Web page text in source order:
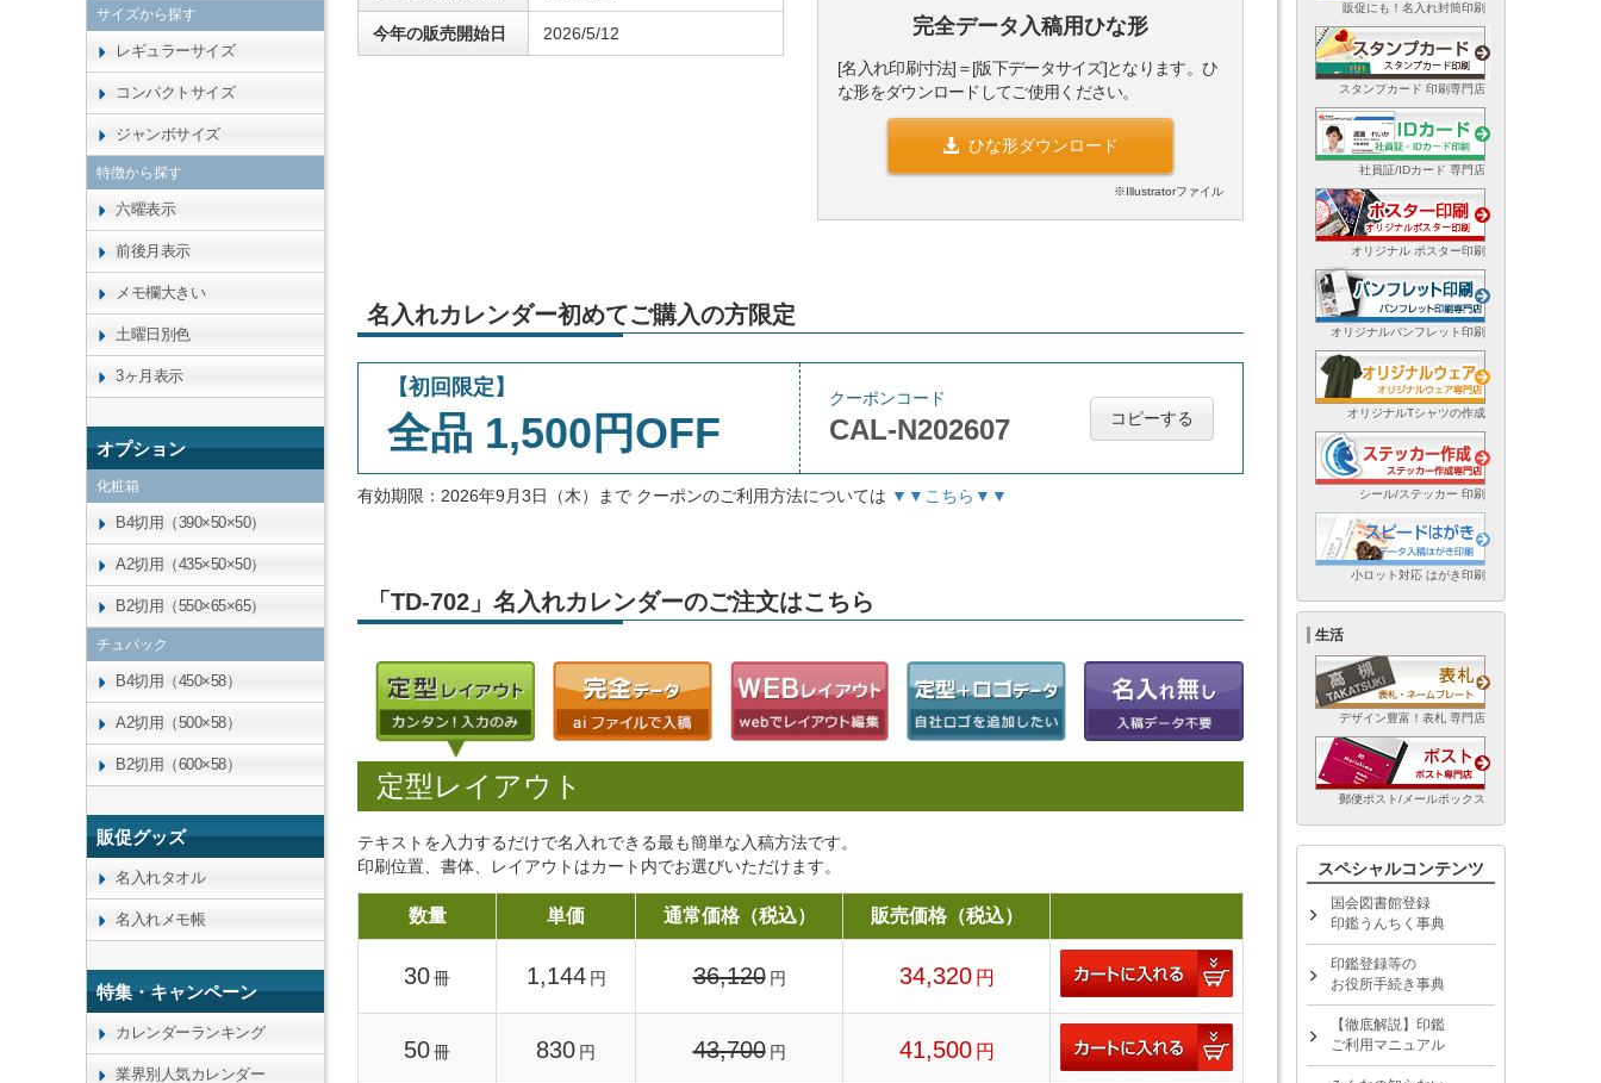
今年の販売開始日 2026/5/12 完全データ入稿用ひな形
[名入れ印刷寸法]＝[版下データサイズ]となります。ひ
な形をダウンロードしてご使用ください。
ひな形ダウンロード
※Illustratorファイル
名入れカレンダー初めてご購入の方限定
【初回限定】
全品 1,500円OFF
クーポンコード
CAL-N202607 コピーする
有効期限：2026年9月3日（木）まで クーポンのご利用方法については ▼▼こちら▼▼
「TD-702」名入れカレンダーのご注文はこちら
定型レイアウト
テキストを入力するだけで名入れできる最も簡単な入稿方法です。
印刷位置、書体、レイアウトはカート内でお選びいただけます。
数量 単価 通常価格（税込） 販売価格（税込）
30冊 1,144 円 36,120 円 34,320 円
50冊 830 円 43,700 円 41,500 円
サイズから探す
レギュラーサイズ
コンパクトサイズ
ジャンボサイズ
特徴から探す
六曜表示
前後月表示
メモ欄大きい
土曜日別色
3ヶ月表示
オプション
化粧箱
B4切用（390×50×50）
A2切用（435×50×50）
B2切用（550×65×65）
チュパック
B4切用（450×58）
A2切用（500×58）
B2切用（600×58）
販促グッズ
名入れタオル
名入れメモ帳
特集・キャンペーン
カレンダーランキング
業界別人気カレンダー
販促にも！名入れ封筒印刷
スタンプカード 印刷専門店
社員証/IDカード 専門店
オリジナル ポスター印刷
オリジナルパンフレット印刷
オリジナルTシャツの作成
シール/ステッカー 印刷
小ロット対応 はがき印刷
生活
デザイン豊富！表札 専門店
郵便ポスト/メールボックス
スペシャルコンテンツ
国会図書館登録
印鑑うんちく事典
印鑑登録等の
お役所手続き事典
【徹底解説】印鑑
ご利用マニュアル